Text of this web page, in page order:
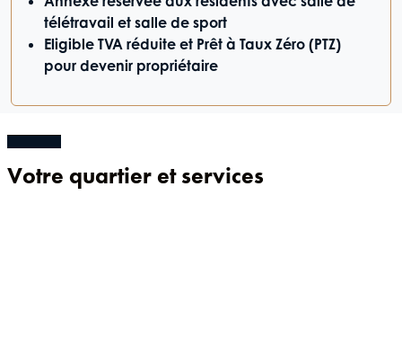
télétravail et salle de sport
Eligible TVA réduite et Prêt à Taux Zéro (PTZ)
pour devenir propriétaire
Votre quartier et services